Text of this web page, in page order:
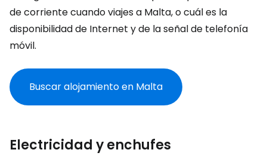
de corriente cuando viajes a Malta, o cuál es la
disponibilidad de Internet y de la señal de telefonía
móvil.
Buscar alojamiento en Malta
Electricidad y enchufes